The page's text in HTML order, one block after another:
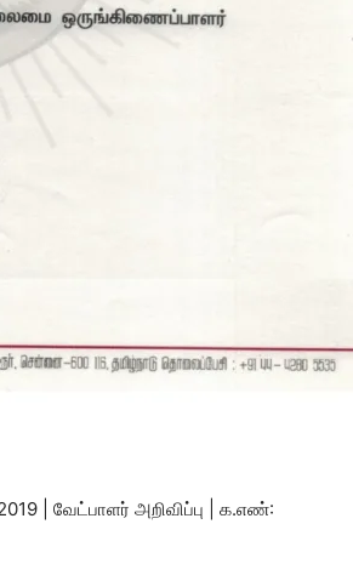
| வேட்பாளர் அறிவிப்பு | க.எண்: